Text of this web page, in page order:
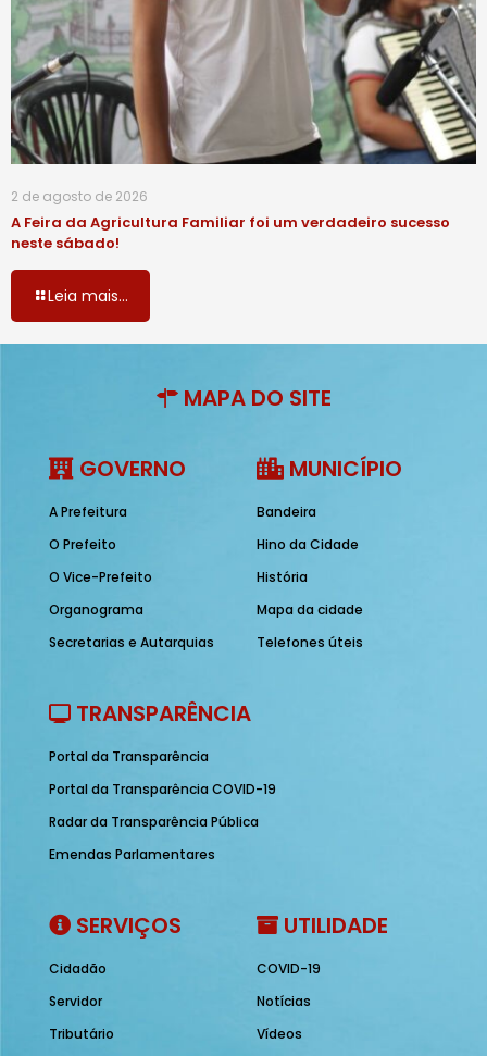
2 de agosto de 2026
A Feira da Agricultura Familiar foi um verdadeiro sucesso
neste sábado!
Leia mais...
MAPA DO SITE
GOVERNO
A Prefeitura
O Prefeito
O Vice-Prefeito
Organograma
Secretarias e Autarquias
MUNICÍPIO
Bandeira
Hino da Cidade
História
Mapa da cidade
Telefones úteis
TRANSPARÊNCIA
Portal da Transparência
Portal da Transparência COVID-19
Radar da Transparência Pública
Emendas Parlamentares
SERVIÇOS
Cidadão
Servidor
Tributário
UTILIDADE
COVID-19
Notícias
Vídeos